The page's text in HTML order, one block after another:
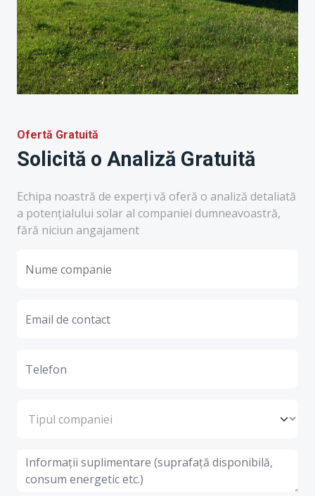
Ofertă Gratuită
Solicită o Analiză Gratuită
Echipa noastră de experți vă oferă o analiză detaliată
a potențialului solar al companiei dumneavoastră,
fără niciun angajament